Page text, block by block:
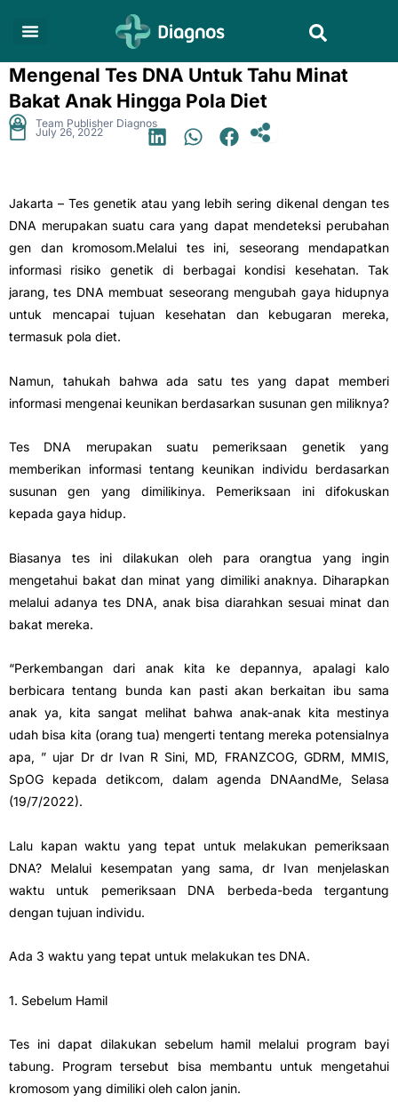
Mengenal Tes DNA Untuk Tahu Minat
Bakat Anak Hingga Pola Diet
Team Publisher Diagnos
July 26, 2022 .
Jakarta – Tes genetik atau yang lebih sering dikenal dengan tes
DNA merupakan suatu cara yang dapat mendeteksi perubahan
gen dan kromosom.Melalui tes ini, seseorang mendapatkan
informasi risiko genetik di berbagai kondisi kesehatan. Tak
jarang, tes DNA membuat seseorang mengubah gaya hidupnya
untuk mencapai tujuan kesehatan dan kebugaran mereka,
termasuk pola diet.
Namun, tahukah bahwa ada satu tes yang dapat memberi
informasi mengenai keunikan berdasarkan susunan gen miliknya?
Tes DNA merupakan suatu pemeriksaan genetik yang
memberikan informasi tentang keunikan individu berdasarkan
susunan gen yang dimilikinya. Pemeriksaan ini difokuskan
kepada gaya hidup.
Biasanya tes ini dilakukan oleh para orangtua yang ingin
mengetahui bakat dan minat yang dimiliki anaknya. Diharapkan
melalui adanya tes DNA, anak bisa diarahkan sesuai minat dan
bakat mereka.
“Perkembangan dari anak kita ke depannya, apalagi kalo
berbicara tentang bunda kan pasti akan berkaitan ibu sama
anak ya, kita sangat melihat bahwa anak-anak kita mestinya
udah bisa kita (orang tua) mengerti tentang mereka potensialnya
apa, ” ujar Dr dr Ivan R Sini, MD, FRANZCOG, GDRM, MMIS,
SpOG kepada detikcom, dalam agenda DNAandMe, Selasa
(19/7/2022).
Lalu kapan waktu yang tepat untuk melakukan pemeriksaan
DNA? Melalui kesempatan yang sama, dr Ivan menjelaskan
waktu untuk pemeriksaan DNA berbeda-beda tergantung
dengan tujuan individu.
Ada 3 waktu yang tepat untuk melakukan tes DNA.
1. Sebelum Hamil
Tes ini dapat dilakukan sebelum hamil melalui program bayi
tabung. Program tersebut bisa membantu untuk mengetahui
kromosom yang dimiliki oleh calon janin.